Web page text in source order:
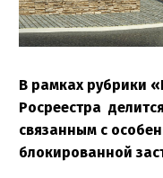
В рамках рубрики
Росреестра
связанным с
блокированной